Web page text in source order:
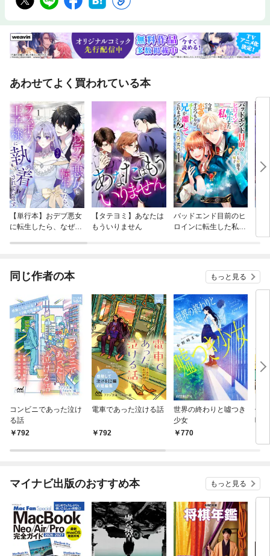
あわせてよく買われている本
【単行本】おデブ悪女
に転生したら、なぜか
【タテヨミ】あなたは
もういりません
バッドエンド目前のヒ
ロインに転生した私、
同じ作者の本 もっと見る
コンビニであった泣け
る話
792
電車であった泣ける話
792
世界の終わりと噓つき
少女
770
僕
呼
マイナビ出版のおすすめ本 もっと見る